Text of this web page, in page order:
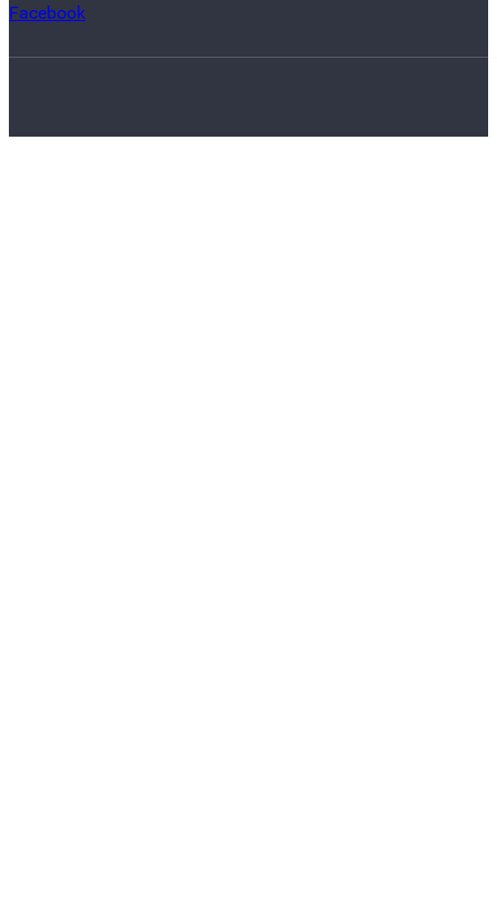
Facebook